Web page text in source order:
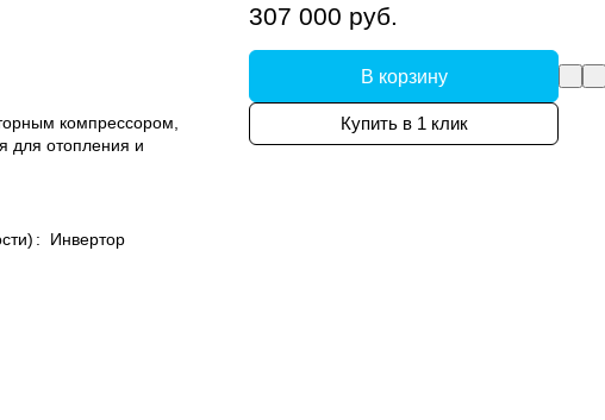
компрессором,
для отопления и
:
Инвертор
307 000 руб.
В корзину
Купить в 1 клик